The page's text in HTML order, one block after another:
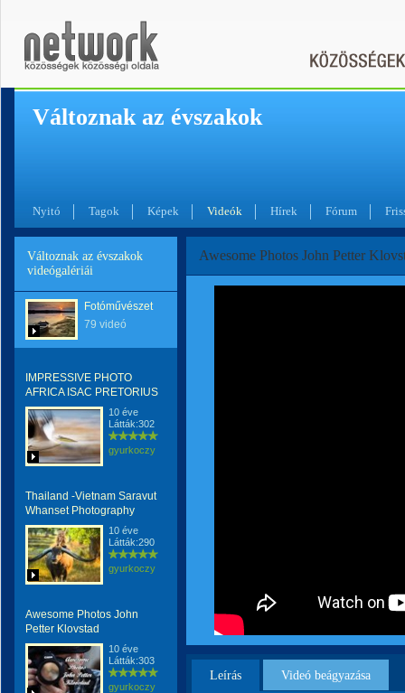
Változnak az évszakok
Nyitó Tagok Képek Videók Hírek Fórum
Változnak az évszakok
videógalériái
Fotóművészet
79 videó
IMPRESSIVE PHOTO
AFRICA ISAC PRETORIUS
10 éve
Látták:302
gyurkoczy
Thailand -Vietnam Saravut
Whanset Photography
10 éve
Látták:290
gyurkoczy
Awesome Photos John
Petter Klovstad
10 éve
Látták:303
gyurkoczy
Awesome Photos John Petter
Leírás Videó beágyazása